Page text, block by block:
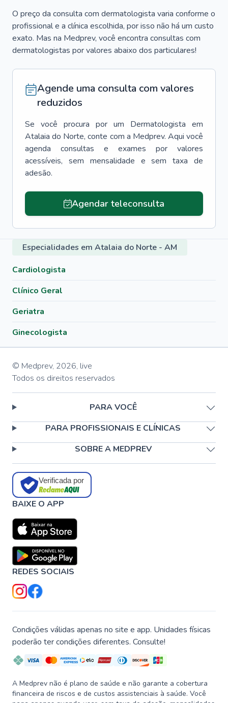
O preço da consulta com dermatologista varia conforme o
profissional e a clínica escolhida, por isso não há um custo
exato. Mas na Medprev, você encontra consultas com
dermatologistas por valores abaixo dos particulares!
Agende uma consulta com valores
reduzidos
Se você procura por um Dermatologista em
Atalaia do Norte, conte com a Medprev. Aqui você
agenda consultas e exames por valores
acessíveis, sem mensalidade e sem taxa de
adesão.
Agendar teleconsulta
Especialidades em Atalaia do Norte - AM
Cardiologista
Clínico Geral
Geriatra
Ginecologista
© Medprev, 2026, live
Todos os direitos reservados
PARA VOCÊ
PARA PROFISSIONAIS E CLÍNICAS
SOBRE A MEDPREV
Verificada por
BAIXE O APP
REDES SOCIAIS
Condições válidas apenas no site e app. Unidades físicas
poderão ter condições diferentes. Consulte!
A Medprev não é plano de saúde e não garante a cobertura
financeira de riscos e de custos assistenciais à saúde. Você